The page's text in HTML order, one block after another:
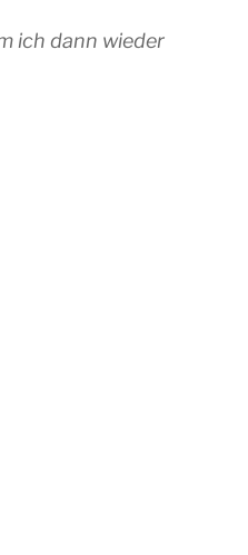
ich dann wieder